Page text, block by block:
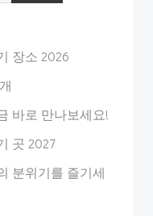
장소 2026
바로 만나보세요!
곳 2027
분위기를 즐기세